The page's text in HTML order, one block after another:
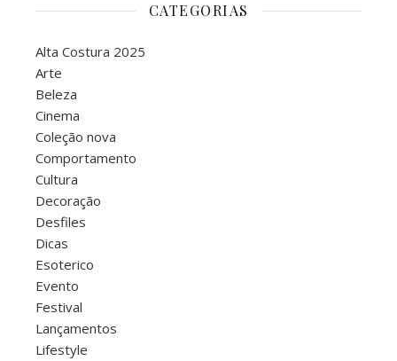
CATEGORIAS
Alta Costura 2025
Arte
Beleza
Cinema
Coleção nova
Comportamento
Cultura
Decoração
Desfiles
Dicas
Esoterico
Evento
Festival
Lançamentos
Lifestyle